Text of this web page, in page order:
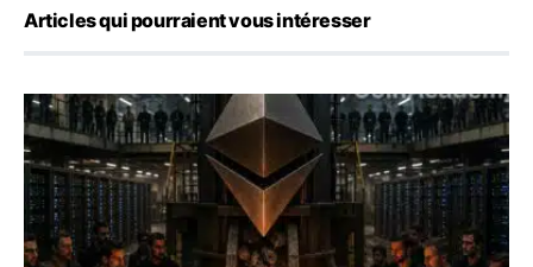
Articles qui pourraient vous intéresser
ETH : Ethereum veut brûler les récompenses des